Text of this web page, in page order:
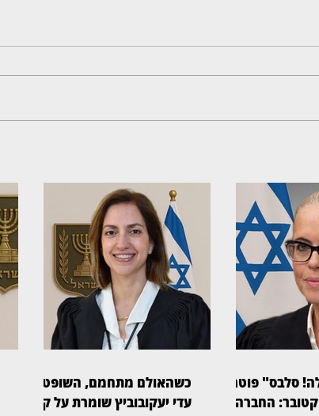
סלבס" פוטרה
באוקטובר: החברה
כשהאולם מתחמם, השופטת
עדי יעקובוביץ שומרת על קור